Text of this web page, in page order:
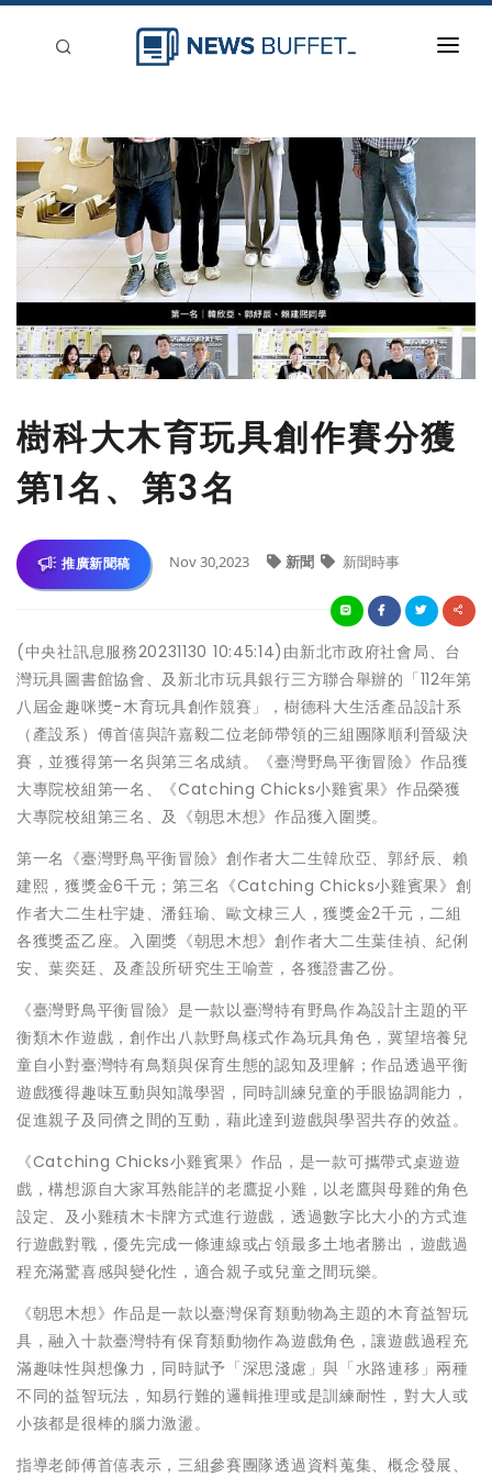
新聞稿分類
登入
刊登
樹科大木育玩具創作賽分獲
第1名、第3名
推廣新聞稿 Nov 30,2023 新聞 新聞時事
(中央社訊息服務20231130 10:45:14)由新北市政府社會局、台
灣玩具圖書館協會、及新北市玩具銀行三方聯合舉辦的「112年第
八屆金趣咪獎-木育玩具創作競賽」，樹德科大生活產品設計系
（產設系）傅首僖與許嘉毅二位老師帶領的三組團隊順利晉級決
賽，並獲得第一名與第三名成績。《臺灣野鳥平衡冒險》作品獲
大專院校組第一名、《Catching Chicks小雞賓果》作品榮獲
大專院校組第三名、及《朝思木想》作品獲入圍獎。
第一名《臺灣野鳥平衡冒險》創作者大二生韓欣亞、郭紓辰、賴
建熙，獲獎金6千元；第三名《Catching Chicks小雞賓果》創
作者大二生杜宇婕、潘鈺瑜、歐文棣三人，獲獎金2千元，二組
各獲獎盃乙座。入圍獎《朝思木想》創作者大二生葉佳禎、紀俐
安、葉奕廷、及產設所研究生王喻萱，各獲證書乙份。
《臺灣野鳥平衡冒險》是一款以臺灣特有野鳥作為設計主題的平
衡類木作遊戲，創作出八款野鳥樣式作為玩具角色，冀望培養兒
童自小對臺灣特有鳥類與保育生態的認知及理解；作品透過平衡
遊戲獲得趣味互動與知識學習，同時訓練兒童的手眼協調能力，
促進親子及同儕之間的互動，藉此達到遊戲與學習共存的效益。
《Catching Chicks小雞賓果》作品，是一款可攜帶式桌遊遊
戲，構想源自大家耳熟能詳的老鷹捉小雞，以老鷹與母雞的角色
設定、及小雞積木卡牌方式進行遊戲，透過數字比大小的方式進
行遊戲對戰，優先完成一條連線或占領最多土地者勝出，遊戲過
程充滿驚喜感與變化性，適合親子或兒童之間玩樂。
《朝思木想》作品是一款以臺灣保育類動物為主題的木育益智玩
具，融入十款臺灣特有保育類動物作為遊戲角色，讓遊戲過程充
滿趣味性與想像力，同時賦予「深思淺慮」與「水路連移」兩種
不同的益智玩法，知易行難的邏輯推理或是訓練耐性，對大人或
小孩都是很棒的腦力激盪。
指導老師傅首僖表示，三組參賽團隊透過資料蒐集、概念發展、